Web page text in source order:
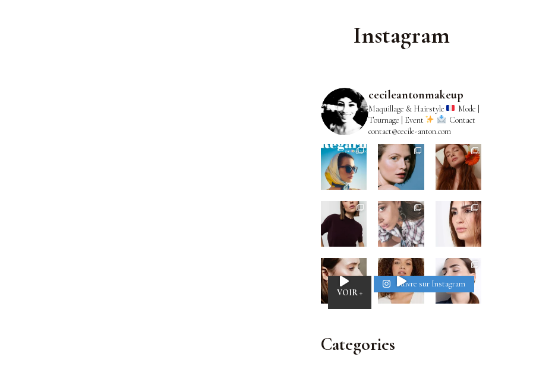
Instagram
cecileantonmakeup
Maquillage & Hairstyle
Mode |
Tournage | Event
Contact
contact@cecile-anton.com
VOIR +
Suivre sur Instagram
Categories